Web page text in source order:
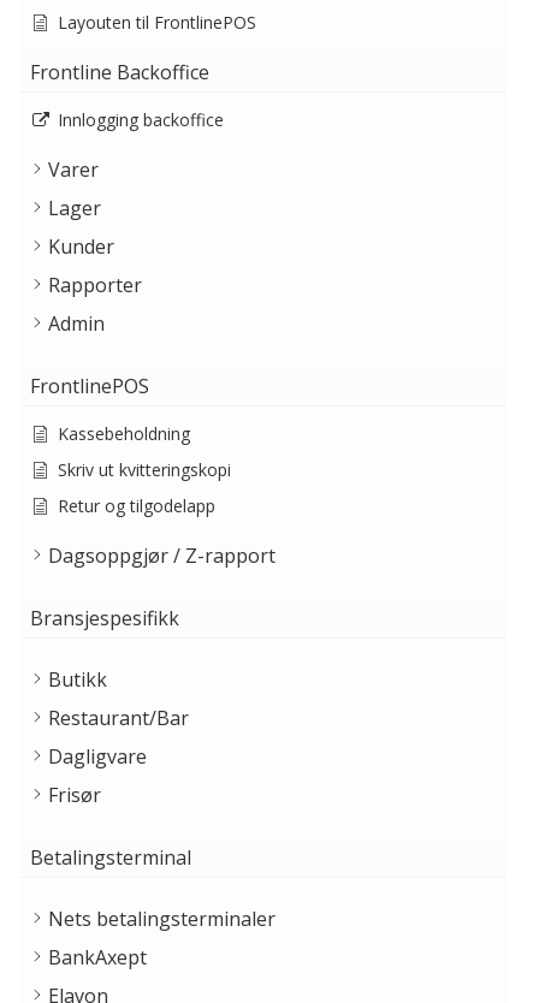
Layouten til FrontlinePOS
Frontline Backoffice
Innlogging backoffice
Varer
Lager
Kunder
Rapporter
Admin
FrontlinePOS
Kassebeholdning
Skriv ut kvitteringskopi
Retur og tilgodelapp
Dagsoppgjør / Z-rapport
Bransjespesifikk
Butikk
Restaurant/Bar
Dagligvare
Frisør
Betalingsterminal
Nets betalingsterminaler
BankAxept
Elavon